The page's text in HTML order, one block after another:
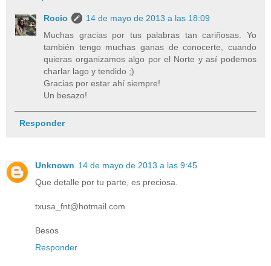
Rocio
14 de mayo de 2013 a las 18:09
Muchas gracias por tus palabras tan cariñosas. Yo
también tengo muchas ganas de conocerte, cuando
quieras organizamos algo por el Norte y así podemos
charlar lago y tendido ;)
Gracias por estar ahí siempre!
Un besazo!
Responder
Unknown 14 de mayo de 2013 a las 9:45
Que detalle por tu parte, es preciosa.
txusa_fnt@hotmail.com
Besos
Responder